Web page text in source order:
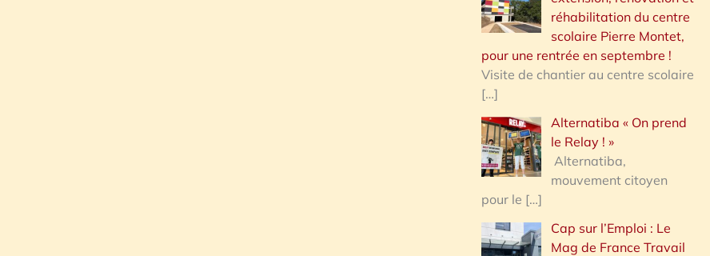
réhabilitation du centre
scolaire Pierre Montet,
pour une rentrée en septembre !
Visite de chantier au centre scolaire
[…]
Alternatiba « On prend
le Relay ! »
Alternatiba,
mouvement citoyen
pour le […]
Cap sur l’Emploi : Le
Mag de France Travail